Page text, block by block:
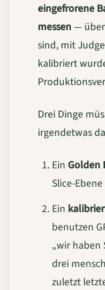
eingefrorene
messen—
sind, mit
kalibriert
Drei Dinge
irgendetwas
Ein Golden
Slice-
Ein
benutzen
„wir haben
drei
zuletzt